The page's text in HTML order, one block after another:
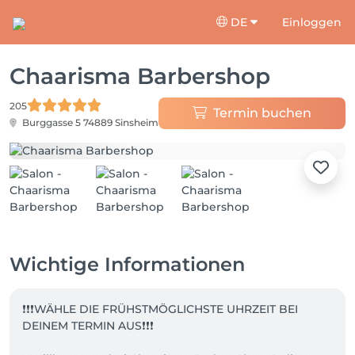
DE Einloggen
Chaarisma Barbershop
205
Burggasse 5 74889 Sinsheim
Termin buchen
Wichtige Informationen
❗❗❗WÄHLE DIE FRÜHSTMÖGLICHSTE UHRZEIT BEI
DEINEM TERMIN AUS❗❗❗